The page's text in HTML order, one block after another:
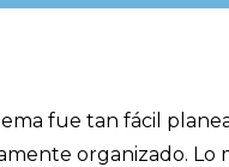
fue tan fácil
organizado. Lo